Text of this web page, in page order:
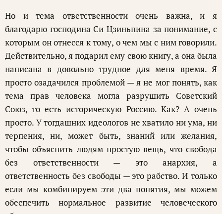
Но и тема ответственности очень важна, и я
благодарю господина Си Цзиньпина за понимание, с
которым он отнесся к тому, о чем мы с ним говорили.
Действительно, я подарил ему свою книгу, а она была
написана в довольно трудное для меня время. Я
просто озадачился проблемой — я не мог понять, как
тема прав человека могла разрушить Советский
Союз, то есть историческую Россию. Как? А очень
просто. У тогдашних идеологов не хватило ни ума, ни
терпения, ни, может быть, знаний или желания,
чтобы объяснить людям простую вещь, что свобода
без ответственности — это анархия, а
ответственность без свободы — это рабство. И только
если мы комбинируем эти два понятия, мы можем
обеспечить нормальное развитие человеческого